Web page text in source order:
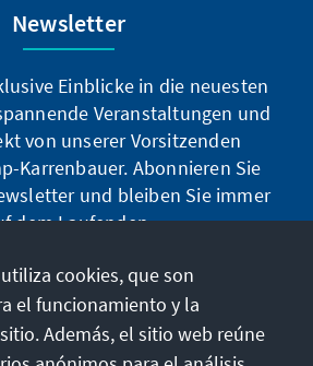
Newsletter
Einblicke in die neuesten
Veranstaltungen und
von unserer Vorsitzenden
Karrenbauer. Abonnieren Sie
und bleiben Sie immer
dem Laufenden.
abonnieren
cookies, que son
el funcionamiento y la
Además, el sitio web reúne